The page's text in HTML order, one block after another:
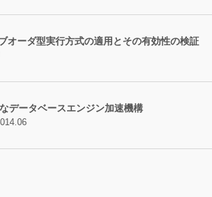
オーダ型実行方式の適用とその有効性の検証
データベースエンジン加速機構